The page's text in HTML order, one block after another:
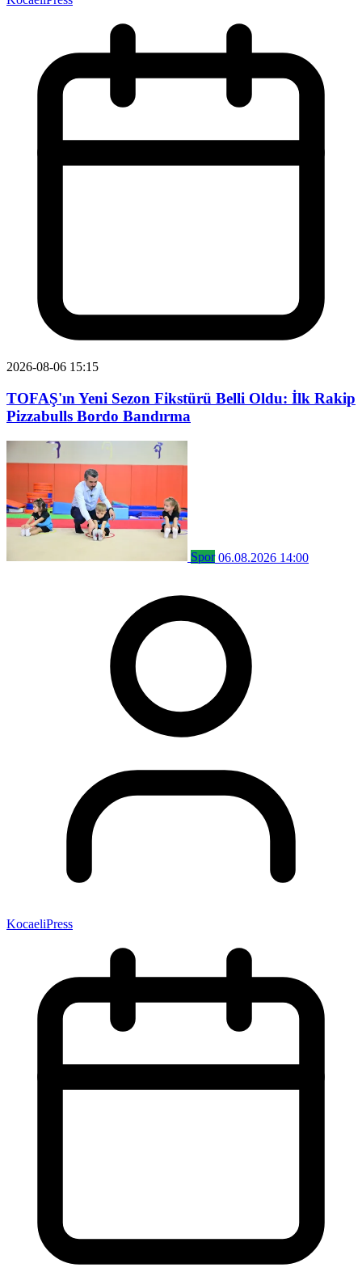
2026-08-06 15:15
TOFAŞ'ın Yeni Sezon Fikstürü Belli Oldu: İlk Rakip
Pizzabulls Bordo Bandırma
Spor 06.08.2026 14:00
KocaeliPress